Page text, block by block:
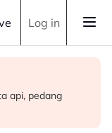
Log in
masih
menerusi
api, pedang